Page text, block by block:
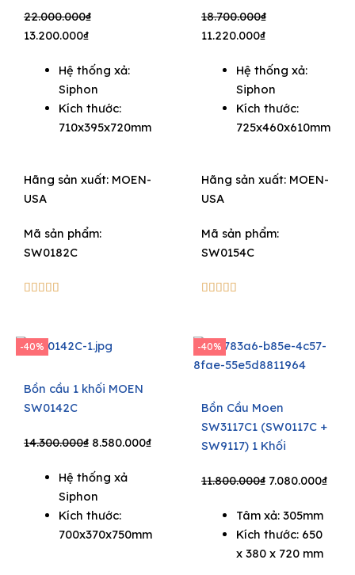
22.000.000₫
Original
price
22.000.000₫.
13.200.000₫
Current
price
13.200.000₫.
Hệ thống xả:
Siphon
Kích thước:
710x395x720mm
Hãng sản xuất: MOEN-
USA
Mã sản phẩm:
SW0182C
    
18.700.000₫
Original
price
18.700.000₫.
11.220.000₫
Current
price
11.220.000₫.
Hệ thống xả:
Siphon
Kích thước:
725x460x610mm
Hãng sản xuất: MOEN-
USA
Mã sản phẩm:
SW0154C
    
-40%
Bồn cầu 1 khối MOEN
SW0142C
14.300.000₫ Original
was:
14.300.000₫.
8.580.000₫Current
Hệ thống xả
Siphon
Kích thước:
700x370x750mm
-40%
Bồn Cầu Moen
SW3117C1 (SW0117C +
SW9117) 1 Khối
11.800.000₫ Original
was:
11.800.000₫.
7.080.000₫
Tâm xả: 305mm
Kích thước: 650
x 380 x 720 mm